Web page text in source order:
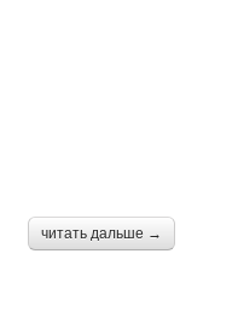
читать дальше →